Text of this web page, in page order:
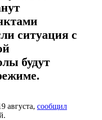
ситуация с
будут
августа, сообщил